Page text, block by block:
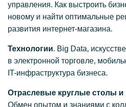
управления. Как выстроить
новому и найти оптимальные
развития интернет-магазина.
Технологии. Big Data,
в электронной торговле,
IT-инфраструктура бизнеса.
Отраслевые круглые столы и
Обмен опытом и знаниями с